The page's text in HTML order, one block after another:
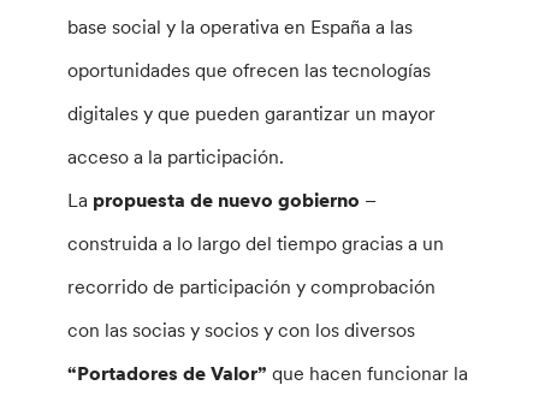
base social y la operativa en España a las
oportunidades que ofrecen las tecnologías
digitales y que pueden garantizar un mayor
acceso a la participación.
La propuesta de nuevo gobierno –
construida a lo largo del tiempo gracias a un
recorrido de participación y comprobación
con las socias y socios y con los diversos
“Portadores de Valor” que hacen funcionar la